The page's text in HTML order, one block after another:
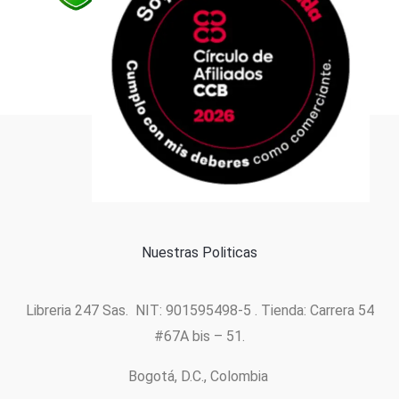
Formas de pago
Nuestras Politicas
Libreria 247 Sas. NIT: 901595498-5 . Tienda: Carrera 54
#67A bis – 51.
Bogotá, D.C., Colombia